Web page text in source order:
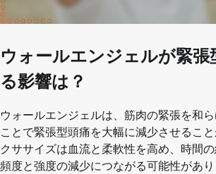
ウォールエンジェルが緊張
る影響は？
ウォールエンジェルは、筋肉の緊張を和
ことで緊張型頭痛を大幅に減少させるこ
クササイズは血流と柔軟性を高め、時間
頻度と強度の減少につながる可能性があり